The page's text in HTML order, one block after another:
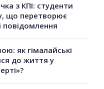
з КПІ: студенти
що перетворює
повідомлення
як гімалайські
до життя у